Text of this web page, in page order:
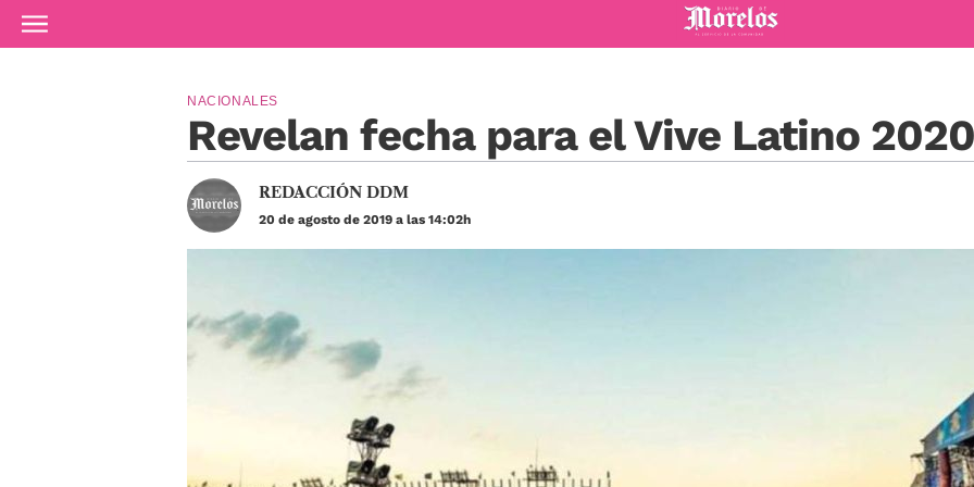
Ir al contenido principal
Diario de Morelos
Revelan fecha para el Vive Latino 2020
NACIONALES
REDACCIÓN DDM
20 de agosto de 2019 a las 14:02h